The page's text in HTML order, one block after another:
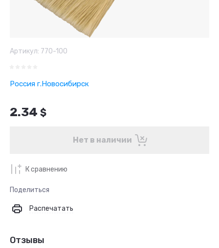
Артикул: 770-100
Россия г.Новосибирск
2.34 $
Нет в наличии
К сравнению
Поделиться
Распечатать
Отзывы